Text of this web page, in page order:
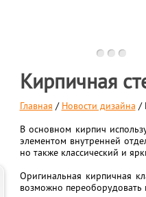
Кирпичная
Главная / Новости дизайна /
В основном кирпич
элементом внутренней
но также классический и
Оригинальная кирпичная
возможно